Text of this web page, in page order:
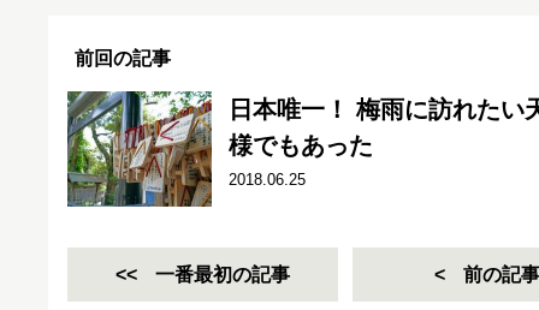
前回の記事
日本唯一！ 梅雨に訪れた
様でもあった
2018.06.25
一番最初の記事 前の記事